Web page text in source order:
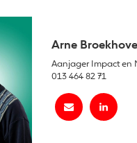
Arne
Aanjager Impact en
013 464 82 71